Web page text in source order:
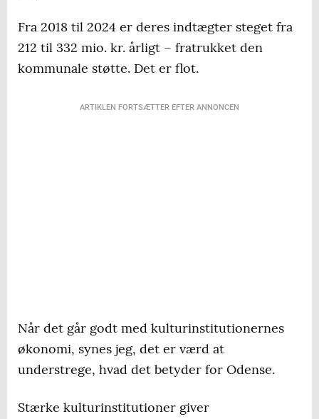
Fra 2018 til 2024 er deres indtægter steget fra
212 til 332 mio. kr. årligt – fratrukket den
kommunale støtte. Det er flot.
ARTIKLEN FORTSÆTTER EFTER ANNONCEN
Når det går godt med kulturinstitutionernes
økonomi, synes jeg, det er værd at
understrege, hvad det betyder for Odense.
Stærke kulturinstitutioner giver